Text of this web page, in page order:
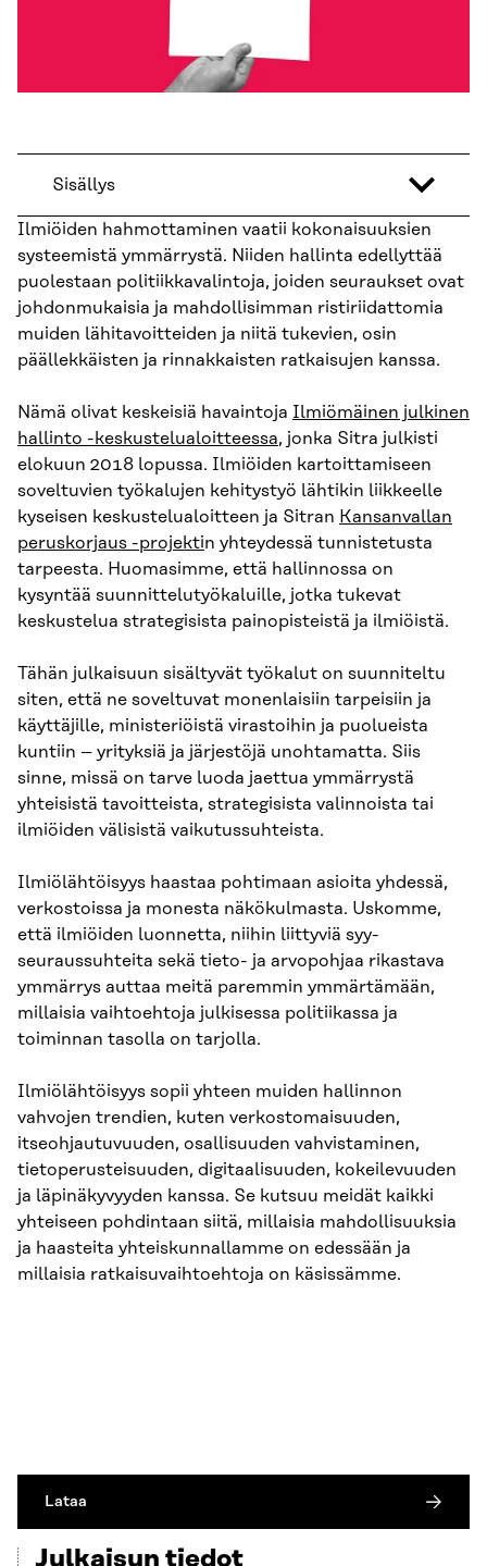
Sisällys
Ilmiöiden hahmottaminen vaatii kokonaisuuksien
systeemistä ymmärrystä. Niiden hallinta edellyttää
puolestaan politiikkavalintoja, joiden seuraukset ovat
johdonmukaisia ja mahdollisimman ristiriidattomia
muiden lähitavoitteiden ja niitä tukevien, osin
päällekkäisten ja rinnakkaisten ratkaisujen kanssa.
Nämä olivat keskeisiä havaintoja Ilmiömäinen julkinen
hallinto -keskustelualoitteessa, jonka Sitra julkisti
elokuun 2018 lopussa. Ilmiöiden kartoittamiseen
soveltuvien työkalujen kehitystyö lähtikin liikkeelle
kyseisen keskustelualoitteen ja Sitran Kansanvallan
peruskorjaus -projektin yhteydessä tunnistetusta
tarpeesta. Huomasimme, että hallinnossa on
kysyntää suunnittelutyökaluille, jotka tukevat
keskustelua strategisista painopisteistä ja ilmiöistä.
Tähän julkaisuun sisältyvät työkalut on suunniteltu
siten, että ne soveltuvat monenlaisiin tarpeisiin ja
käyttäjille, ministeriöistä virastoihin ja puolueista
kuntiin – yrityksiä ja järjestöjä unohtamatta. Siis
sinne, missä on tarve luoda jaettua ymmärrystä
yhteisistä tavoitteista, strategisista valinnoista tai
ilmiöiden välisistä vaikutussuhteista.
Ilmiölähtöisyys haastaa pohtimaan asioita yhdessä,
verkostoissa ja monesta näkökulmasta. Uskomme,
että ilmiöiden luonnetta, niihin liittyviä syy-
seuraussuhteita sekä tieto- ja arvopohjaa rikastava
ymmärrys auttaa meitä paremmin ymmärtämään,
millaisia vaihtoehtoja julkisessa politiikassa ja
toiminnan tasolla on tarjolla.
Ilmiölähtöisyys sopii yhteen muiden hallinnon
vahvojen trendien, kuten verkostomaisuuden,
itseohjautuvuuden, osallisuuden vahvistaminen,
tietoperusteisuuden, digitaalisuuden, kokeilevuuden
ja läpinäkyvyyden kanssa. Se kutsuu meidät kaikki
yhteiseen pohdintaan siitä, millaisia mahdollisuuksia
ja haasteita yhteiskunnallamme on edessään ja
millaisia ratkaisuvaihtoehtoja on käsissämme.
Lataa
Julkaisun tiedot